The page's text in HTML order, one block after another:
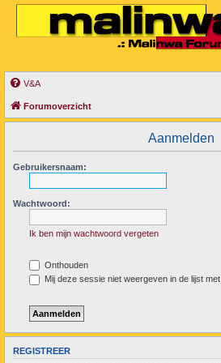
V&A
Forumoverzicht
Aanmelden
Gebruikersnaam:
Wachtwoord:
Ik ben mijn wachtwoord vergeten
Onthouden
Mij deze sessie niet weergeven in de lijst
REGISTREER